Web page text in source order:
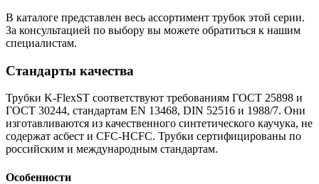
В каталоге представлен весь ассортимент трубок этой серии.
За консультацией по выбору вы можете обратиться к нашим
специалистам.
Стандарты качества
Трубки K-FlexST соответствуют требованиям ГОСТ 25898 и
ГОСТ 30244, стандартам EN 13468, DIN 52516 и 1988/7. Они
изготавливаются из качественного синтетического каучука, не
содержат асбест и CFC-HCFC. Трубки сертифицированы по
российским и международным стандартам.
Особенности